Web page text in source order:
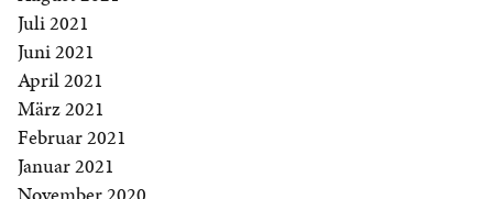
Juli 2021
Juni 2021
April 2021
März 2021
Februar 2021
Januar 2021